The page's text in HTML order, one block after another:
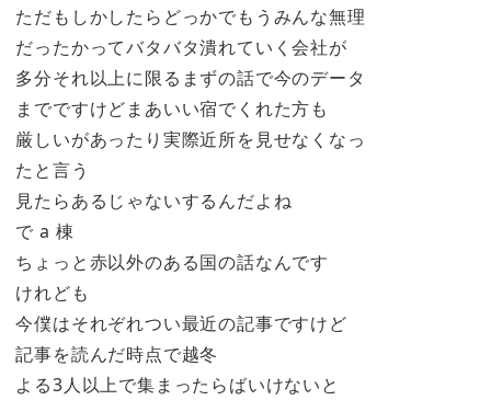
ただもしかしたらどっかでもうみんな無理
だったかってバタバタ潰れていく会社が
多分それ以上に限るまずの話で今のデータ
までですけどまあいい宿でくれた方も
厳しいがあったり実際近所を見せなくなっ
たと言う
見たらあるじゃないするんだよね
で a 棟
ちょっと赤以外のある国の話なんです
けれども
今僕はそれぞれつい最近の記事ですけど
記事を読んだ時点で越冬
よる3人以上で集まったらばいけないと